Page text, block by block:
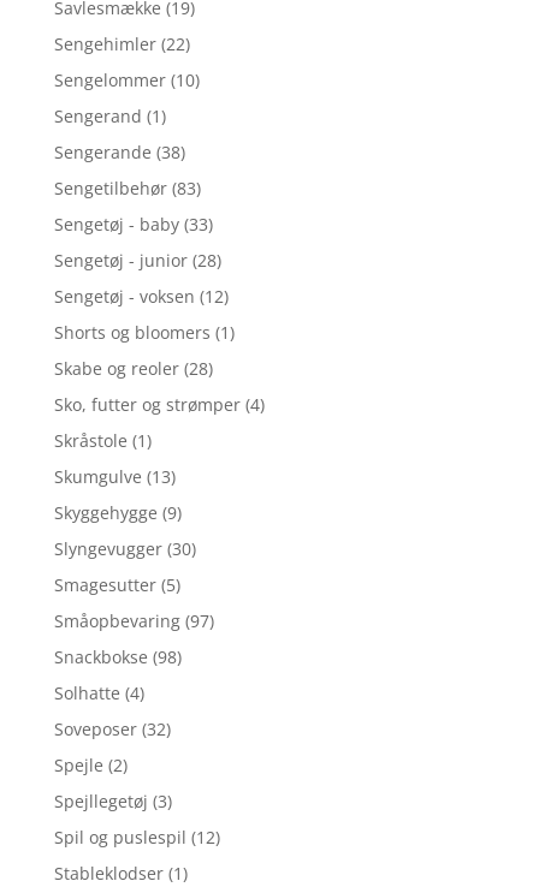
Savlesmække (19)
Sengehimler (22)
Sengelommer (10)
Sengerand (1)
Sengerande (38)
Sengetilbehør (83)
Sengetøj - baby (33)
Sengetøj - junior (28)
Sengetøj - voksen (12)
Shorts og bloomers (1)
Skabe og reoler (28)
Sko, futter og strømper (4)
Skråstole (1)
Skumgulve (13)
Skyggehygge (9)
Slyngevugger (30)
Smagesutter (5)
Småopbevaring (97)
Snackbokse (98)
Solhatte (4)
Soveposer (32)
Spejle (2)
Spejllegetøj (3)
Spil og puslespil (12)
Stableklodser (1)